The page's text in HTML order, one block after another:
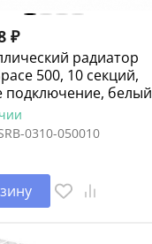
₽
радиатор
500, 10 секций,
подключение, белый
0310-050010